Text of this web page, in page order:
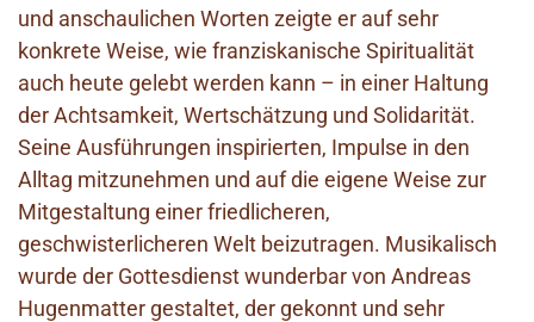
und anschaulichen Worten zeigte er auf sehr
konkrete Weise, wie franziskanische Spiritualität
auch heute gelebt werden kann – in einer Haltung
der Achtsamkeit, Wertschätzung und Solidarität.
Seine Ausführungen inspirierten, Impulse in den
Alltag mitzunehmen und auf die eigene Weise zur
Mitgestaltung einer friedlicheren,
geschwisterlicheren Welt beizutragen. Musikalisch
wurde der Gottesdienst wunderbar von Andreas
Hugenmatter gestaltet, der gekonnt und sehr